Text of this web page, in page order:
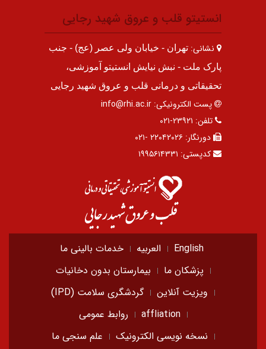
انستیتو قلب و عروق شهید رجایی
نشانی: تهران - خیابان ولی عصر (عج) - جنب
پارک ملت - نبش نیایش انستیتو آموزشی،
تحقیقاتی و درمانی قلب و عروق شهید رجایی
پست الکترونیکی: info@rhi.ac.ir
تلفن: ۲۳۹۲۱-۰۲۱
دورنگار: ۲۲۰۴۲۰۲۶ -۰۲۱
کدپستی: ۱۹۹۵۶۱۴۳۳۱
English العربیه
خدمات بالینی ما
پزشکان ما
بیمارستان بدون دخانیات
ویزیت آنلاین
گردشگری سلامت (IPD)
affliation
روابط عمومی
نسخه نویسی الکترونیک
علم سنجی ما